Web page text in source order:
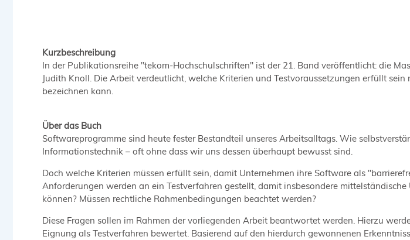
Kurzbeschreibung
In der Publikationsreihe "tekom-Hochschulschriften" ist der 21. Band veröffentlicht: die
Judith Knoll. Die Arbeit verdeutlicht, welche Kriterien und Testvoraussetzungen erfüllt
bezeichnen kann.
Über das Buch
Softwareprogramme sind heute fester Bestandteil unseres Arbeitsalltags. Wie
Informationstechnik – oft ohne dass wir uns dessen überhaupt bewusst sind.
Doch welche Kriterien müssen erfüllt sein, damit Unternehmen ihre Software als
Anforderungen werden an ein Testverfahren gestellt, damit insbesondere
können? Müssen rechtliche Rahmenbedingungen beachtet werden?
Diese Fragen sollen im Rahmen der vorliegenden Arbeit beantwortet werden. Hierzu
Eignung als Testverfahren bewertet. Basierend auf den hierdurch gewonnenen